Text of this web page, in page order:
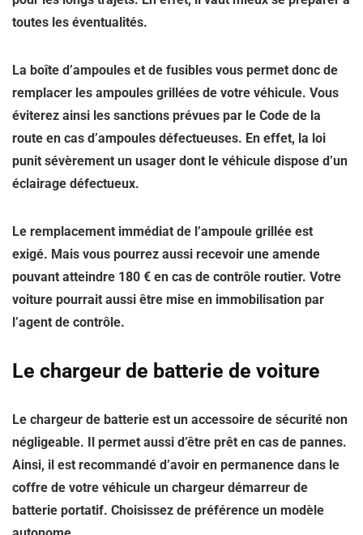
toutes les éventualités.
La boîte d’ampoules et de fusibles vous permet donc de
remplacer les ampoules grillées de votre véhicule. Vous
éviterez ainsi les sanctions prévues par le Code de la
route en cas d’ampoules défectueuses. En effet, la loi
punit sévèrement un usager dont le véhicule dispose d’un
éclairage défectueux.
Le remplacement immédiat de l’ampoule grillée est
exigé. Mais vous pourrez aussi recevoir une amende
pouvant atteindre 180 € en cas de contrôle routier. Votre
voiture pourrait aussi être mise en immobilisation par
l’agent de contrôle.
Le chargeur de batterie de voiture
Le chargeur de batterie est un accessoire de sécurité non
négligeable. Il permet aussi d’être prêt en cas de pannes.
Ainsi, il est recommandé d’avoir en permanence dans le
coffre de votre véhicule un chargeur démarreur de
batterie portatif. Choisissez de préférence un modèle